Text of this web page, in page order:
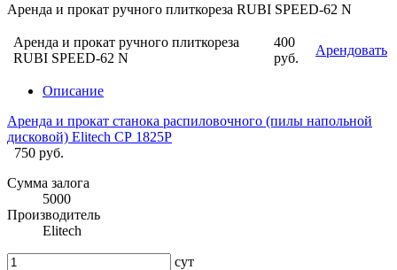
Аренда и прокат ручного плиткореза RUBI SPEED-62 N
Аренда и прокат ручного плиткореза
RUBI SPEED-62 N
400
руб.
Арендовать
Описание
Аренда и прокат станока распиловочного (пилы напольной
дисковой) Elitech СР 1825Р
750 руб.
Сумма залога
5000
Производитель
Elitech
сут